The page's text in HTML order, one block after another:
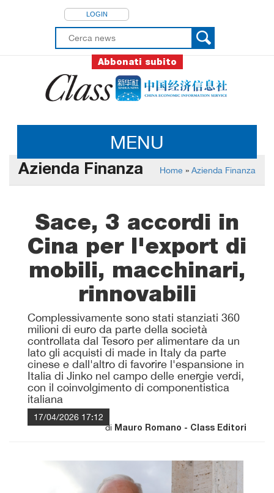
LOGIN
Abbonati subito
MENU
Azienda Finanza Home » Azienda Finanza
Sace, 3 accordi in
Cina per l'export di
mobili, macchinari,
rinnovabili
Complessivamente sono stati stanziati 360
milioni di euro da parte della società
controllata dal Tesoro per alimentare da un
lato gli acquisti di made in Italy da parte
cinese e dall'altro di favorire l'espansione in
Italia di Jinko nel campo delle energie verdi,
con il coinvolgimento di componentistica
italiana
17/04/2026 17:12
di Mauro Romano - Class Editori